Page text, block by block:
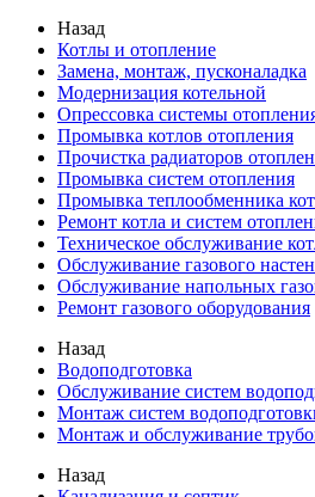
Назад
Котлы и отопление
Замена, монтаж, пусконаладка
Модернизация котельной
Опрессовка системы
Промывка котлов отопления
Прочистка радиаторов
Промывка систем отопления
Промывка теплообменника
Ремонт котла и систем
Техническое обслуживание
Обслуживание газового
Обслуживание напольных
Ремонт газового оборудования
Назад
Водоподготовка
Обслуживание систем
Монтаж систем
Монтаж и обслуживание
Назад